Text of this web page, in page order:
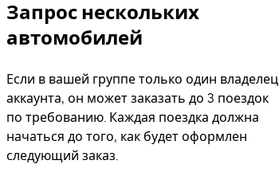
Запрос нескольких
автомобилей
Если в вашей группе только один владелец
аккаунта, он может заказать до 3 поездок
по требованию. Каждая поездка должна
начаться до того, как будет оформлен
следующий заказ.